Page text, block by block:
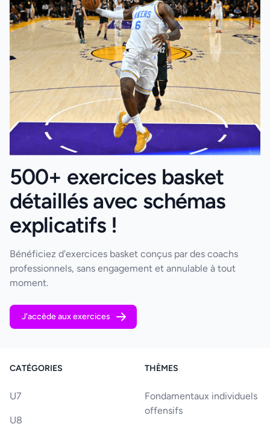
500+ exercices basket
détaillés avec schémas
explicatifs !
Bénéficiez d'exercices basket conçus par des coachs
professionnels, sans engagement et annulable à tout
moment.
J'accède aux exercices
CATÉGORIES
U7
U8
THÈMES
Fondamentaux individuels
offensifs